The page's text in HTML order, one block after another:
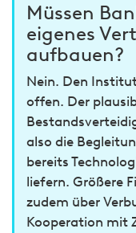
Müssen
eigenes
aufbauen?
Nein. Den
offen. Der
also die
bereits
liefern. Größere
zudem über
Kooperation mit